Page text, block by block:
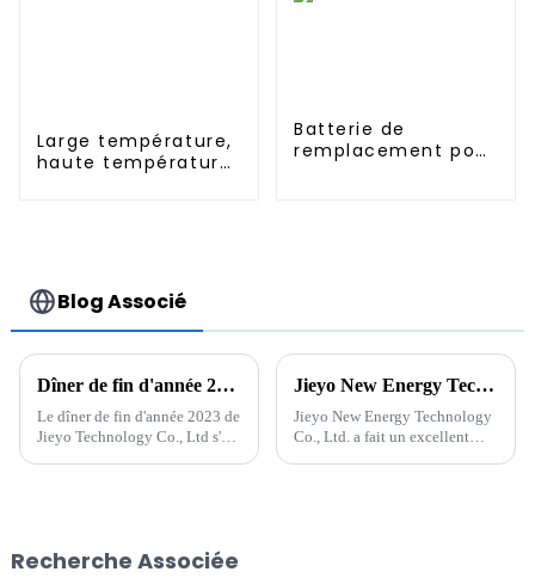
Large température,
haute température,
Batterie de
remplacement pour
Blog Associé
Dîner de fin d'année 2023 de Jieyo Technology Co., Ltd.
Le dîner de fin d'année 2023 de
Jieyo Technology Co., Ltd s'est
Jieyo New Energy Technology Co., Ltd. a expédié 500 batteries de stockage d'énergie de 3 kW
Jieyo New Energy Technology
Co., Ltd. a fait un excellent
Recherche Associée